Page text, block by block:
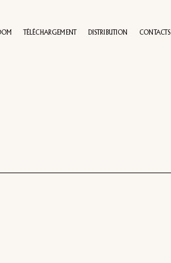
TÉLÉCHARGEMENT DISTRIBUTION CONTACTS